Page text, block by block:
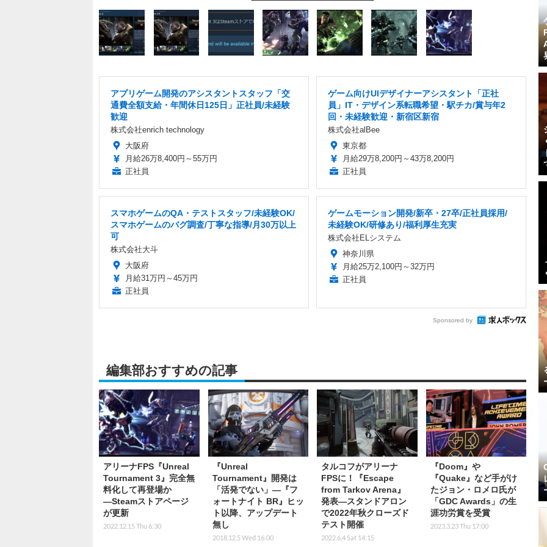
アプリゲーム開発のアシスタントスタッフ「交
通費全額支給・年間休日125日」正社員/未経験
歓迎
株式会社enrich technology
大阪府
月給26万8,400円～55万円
正社員
ゲーム向けUIデザイナーアシスタント「正社
員」IT・デザイン系転職希望・駅チカ/賞与年2
回・未経験歓迎・新宿区新宿
株式会社alBee
東京都
月給29万8,200円～43万8,200円
正社員
スマホゲームのQA・テストスタッフ/未経験OK/
スマホゲームのバグ調査/丁寧な指導/月30万以上
可
株式会社大斗
大阪府
月給31万円～45万円
正社員
ゲームモーション開発/新卒・27卒/正社員採用/
未経験OK/研修あり/福利厚生充実
株式会社ELシステム
神奈川県
月給25万2,100円～32万円
正社員
Sponsored by
編集部おすすめの記事
アリーナFPS『Unreal
Tournament 3』完全無
料化して再登場か
―Steamストアページ
が更新
2022.12.15 Thu 6:30
『Unreal
Tournament』開発は
「活発でない」―『フ
ォートナイト BR』ヒッ
ト以降、アップデート
無し
2018.12.5 Wed 16:00
タルコフがアリーナ
FPSに！『Escape
from Tarkov Arena』
発表―スタンドアロン
で2022年秋クローズド
テスト開催
2022.6.4 Sat 14:15
『Doom』や
『Quake』など手がけ
たジョン・ロメロ氏が
「GDC Awards」の生
涯功労賞を受賞
2023.3.23 Thu 17:00